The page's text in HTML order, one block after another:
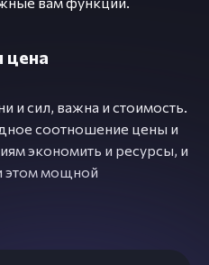
цена
и сил, важна и стоимость.
соотношение цены и
экономить и ресурсы, и
этом мощной